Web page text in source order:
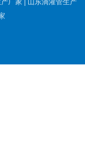
厂家 | 山东滴灌管生产